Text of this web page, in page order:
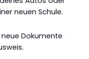
neuen Schule.
Dokumente